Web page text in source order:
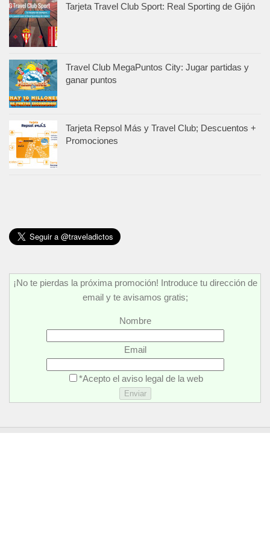
Tarjeta Travel Club Sport: Real Sporting de Gijón
Travel Club MegaPuntos City: Jugar partidas y
ganar puntos
Tarjeta Repsol Más y Travel Club; Descuentos +
Promociones
¡No te pierdas la próxima promoción! Introduce tu dirección de
email y te avisamos gratis;
Nombre
Email
*Acepto el aviso legal de la web